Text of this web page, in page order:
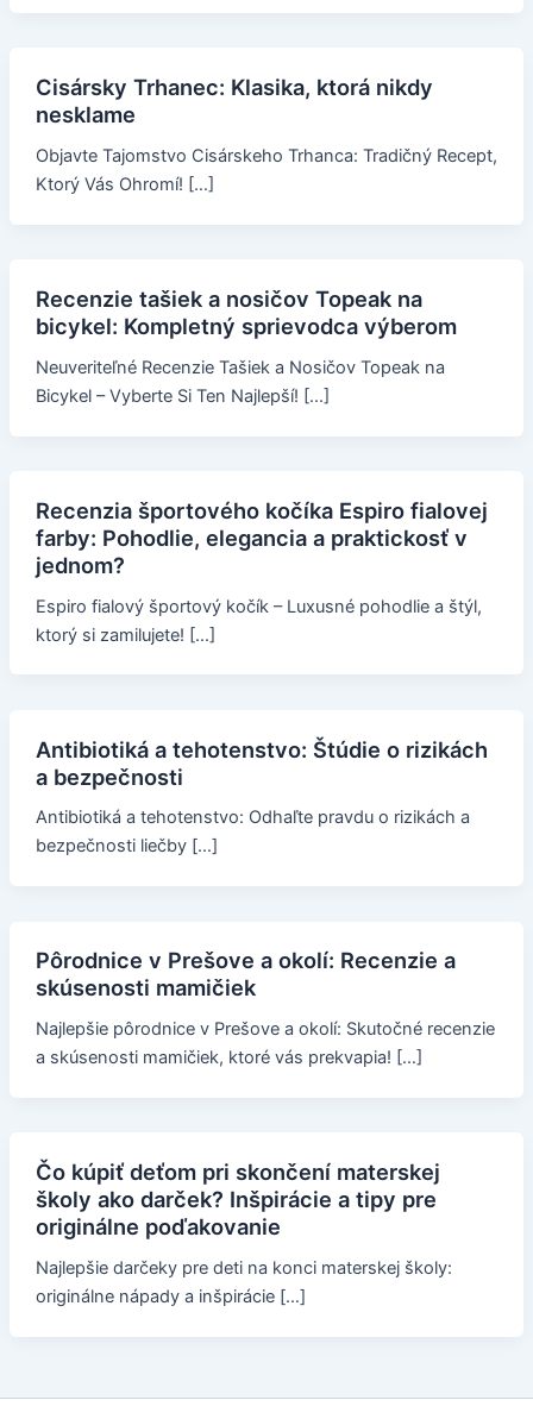
Cisársky Trhanec: Klasika, ktorá nikdy
nesklame
Objavte Tajomstvo Cisárskeho Trhanca: Tradičný Recept,
Ktorý Vás Ohromí! […]
Recenzie tašiek a nosičov Topeak na
bicykel: Kompletný sprievodca výberom
Neuveriteľné Recenzie Tašiek a Nosičov Topeak na
Bicykel – Vyberte Si Ten Najlepší! […]
Recenzia športového kočíka Espiro fialovej
farby: Pohodlie, elegancia a praktickosť v
jednom?
Espiro fialový športový kočík – Luxusné pohodlie a štýl,
ktorý si zamilujete! […]
Antibiotiká a tehotenstvo: Štúdie o rizikách
a bezpečnosti
Antibiotiká a tehotenstvo: Odhaľte pravdu o rizikách a
bezpečnosti liečby […]
Pôrodnice v Prešove a okolí: Recenzie a
skúsenosti mamičiek
Najlepšie pôrodnice v Prešove a okolí: Skutočné recenzie
a skúsenosti mamičiek, ktoré vás prekvapia! […]
Čo kúpiť deťom pri skončení materskej
školy ako darček? Inšpirácie a tipy pre
originálne poďakovanie
Najlepšie darčeky pre deti na konci materskej školy:
originálne nápady a inšpirácie […]